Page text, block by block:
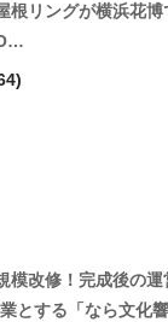
根リングが横浜花
模改修！完成後の
とする「なら文化